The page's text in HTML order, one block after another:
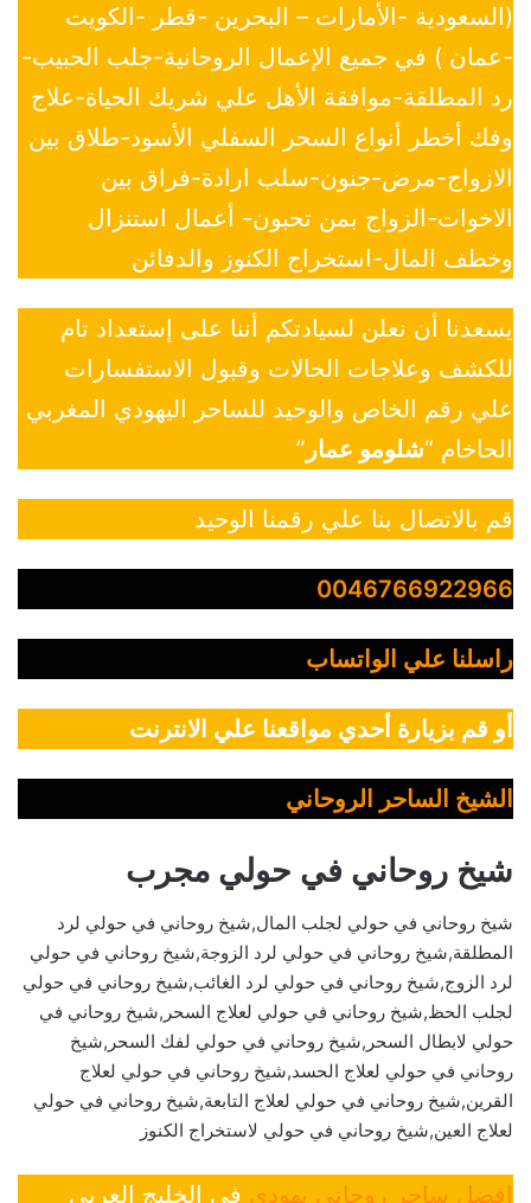
(السعودية -الأمارات – البحرين -قطر -الكويت
-عمان ) في جميع الإعمال الروحانية-جلب الحبيب-
رد المطلقة-موافقة الأهل علي شريك الحياة-علاج
وفك أخطر أنواع السحر السفلي الأسود-طلاق بين
الازواج-مرض-جنون-سلب ارادة-فراق بين
الاخوات-الزواج بمن تحبون- أعمال استنزال
وخطف المال-استخراج الكنوز والدفائن
يسعدنا أن نعلن لسيادتكم أننا على إستعداد تام
للكشف وعلاجات الحالات وقبول الاستفسارات
علي رقم الخاص والوحيد للساحر اليهودي المغربي
الحاخام “شلومو عمار ”
قم بالاتصال بنا علي رقمنا الوحيد
0046766922966
راسلنا علي الواتساب
أو قم بزيارة أحدي مواقعنا علي الانترنت
الشيخ الساحر الروحاني
شيخ روحاني في حولي مجرب
شيخ روحاني في حولي لجلب المال,شيخ روحاني في حولي لرد
المطلقة,شيخ روحاني في حولي لرد الزوجة,شيخ روحاني في حولي
لرد الزوج,شيخ روحاني في حولي لرد الغائب,شيخ روحاني في حولي
لجلب الحظ,شيخ روحاني في حولي لعلاج السحر,شيخ روحاني في
حولي لابطال السحر,شيخ روحاني في حولي لفك السحر,شيخ
روحاني في حولي لعلاج الحسد,شيخ روحاني في حولي لعلاج
القرين,شيخ روحاني في حولي لعلاج التابعة,شيخ روحاني في حولي
لعلاج العين,شيخ روحاني في حولي لاستخراج الكنوز
افضل ساحر روحاني يهودي في الخليج العربي